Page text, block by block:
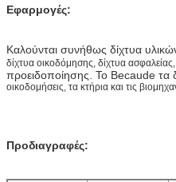
Εφαρμογές:
Καλούνται συνήθως δίχτυα
δίχτυα οικοδόμησης, δίχτυα
προειδοποίησης. Το Becaude τα
οικοδομήσεις, τα κτήρια και τις
Προδιαγραφές: